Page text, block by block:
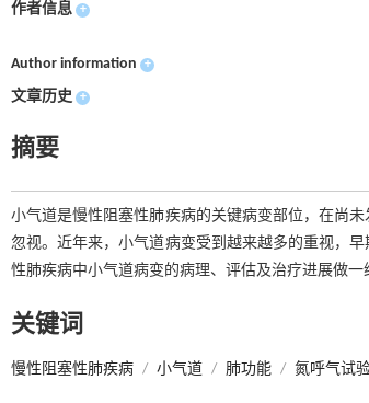
作者信息 +
Author information +
文章历史 +
摘要
小气道是慢性阻塞性肺疾病的关键病变部位，在尚
忽视。近年来，小气道病变受到越来越多的重视，
性肺疾病中小气道病变的病理、评估及治疗进展做
关键词
慢性阻塞性肺疾病 / 小气道 / 肺功能 / 氮呼气试